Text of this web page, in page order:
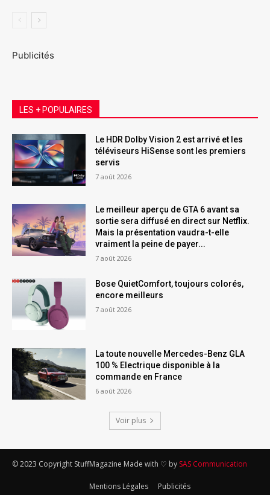
Publicités
LES + POPULAIRES
Le HDR Dolby Vision 2 est arrivé et les
téléviseurs HiSense sont les premiers
servis
7 août 2026
Le meilleur aperçu de GTA 6 avant sa
sortie sera diffusé en direct sur Netflix.
Mais la présentation vaudra-t-elle
vraiment la peine de payer...
7 août 2026
Bose QuietComfort, toujours colorés,
encore meilleurs
7 août 2026
La toute nouvelle Mercedes-Benz GLA
100 % Electrique disponible à la
commande en France
6 août 2026
Voir plus
© 2023 Copyright StuffMagazine Made with ♡ by SAS Communication
Mentions Légales Publicités